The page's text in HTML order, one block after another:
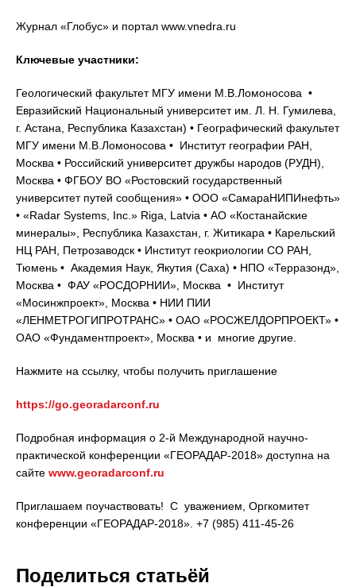
Журнал «Глобус» и портал www.vnedra.ru
Ключевые участники:
Геологический факультет МГУ имени М.В.Ломоносова •
Евразийский Национальный университет им. Л. Н. Гумилева,
г. Астана, Республика Казахстан) • Географический факультет
МГУ имени М.В.Ломоносова • Институт географии РАН,
Москва • Российский университет дружбы народов (РУДН),
Москва • ФГБОУ ВО «Ростовский государственный
университет путей сообщения» • ООО «СамараНИПИнефть»
• «Radar Systems, Inc.» Riga, Latvia • АО «Костанайские
минералы», Республика Казахстан, г. Житикара • Карельский
НЦ РАН, Петрозаводск • Институт геокриологии СО РАН,
Тюмень • Академия Наук, Якутия (Саха) • НПО «Терразонд»,
Москва • ФАУ «РОСДОРНИИ», Москва • Институт
«Мосинжпроект», Москва • НИИ ПИИ
«ЛЕНМЕТРОГИПРОТРАНС» • ОАО «РОСЖЕЛДОРПРОЕКТ» •
ОАО «Фундаментпроект», Москва • и многие другие.
Нажмите на ссылку, чтобы получить приглашение
https://go.georadarconf.ru
Подробная информация о 2-й Международной научно-
практической конференции «ГЕОРАДАР-2018» доступна на
сайте www.georadarconf.ru
Приглашаем поучаствовать! С уважением, Оргкомитет
конференции «ГЕОРАДАР-2018». +7 (985) 411-45-26
Поделиться статьёй